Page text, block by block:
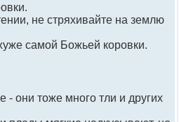
не стряхивайте на землю
самой Божьей коровки.
- они тоже много тли и других